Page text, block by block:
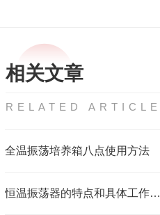
相关文章
RELATED
全温振荡培养箱八点使用方法
恒温振荡器的特点和具体工作方式是怎样的